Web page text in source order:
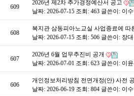
609
2026년 제2차 추가경정예산서 공고
날짜: 2026-07-15 조회: 463 글쓴이: 이
608
복지관 삼동피아노교실 사업종료에 따
날짜: 2026-07-15 조회: 506 글쓴이: 장
607
2026년 6월 업무추진비 공개
날짜: 2026-07-01 조회: 623 글쓴이: 이
606
개인정보처리방침 전면개정(안) 사전
날짜: 2026-06-19 조회: 804 글쓴이: 이